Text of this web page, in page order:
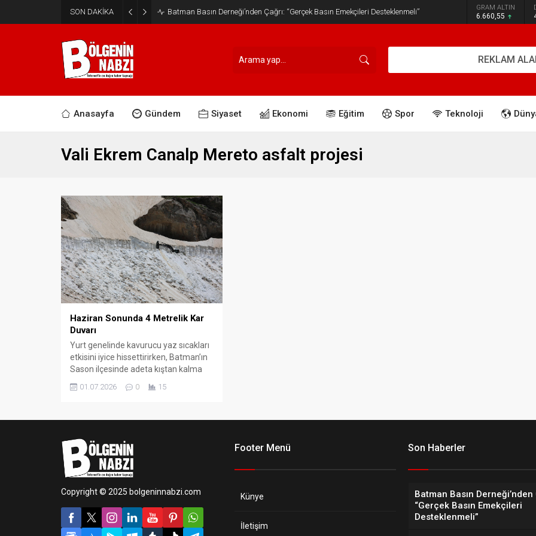
SON DAKİKA Batman Basın Derneği’nden Çağrı: “Gerçek Basın Emekçileri Desteklenmeli” GRAM ALTIN
6.660,55
REKLAM
Anasayfa Gündem Siyaset Ekonomi Eğitim Spor Teknoloji
Vali Ekrem Canalp Mereto asfalt projesi
Haziran Sonunda 4 Metrelik Kar
Duvarı
Yurt genelinde kavurucu yaz sıcakları
etkisini iyice hissettirirken, Batman’ın
Sason ilçesinde adeta kıştan kalma
Bölgesi’nin en yüksek noktalarından
çalışmaları tüm hızıyla sürüyor.
01.07.2026 0 15
Copyright © 2025 bolgeninnabzi.com
Footer Menü
Künye
İletişim
Son Haberler
Batman Basın Derneği’nden
“Gerçek Basın Emekçileri
Desteklenmeli”